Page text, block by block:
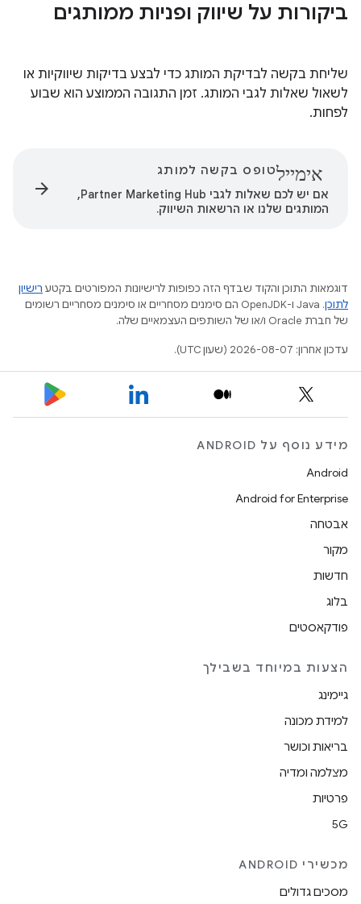
ביקורות על שיווק ופניות ממותגים
שליחת בקשה לבדיקת המותג כדי לבצע בדיקות שיווקיות או
לשאול שאלות לגבי המותג. זמן התגובה הממוצע הוא שבוע
לפחות.
אימיילטופס בקשה למותג
אם יש לכם שאלות לגבי Partner Marketing Hub,
המותגים שלנו או הרשאות השיווק.
arrow_forward
דוגמאות התוכן והקוד שבדף הזה כפופות לרישיונות המפורטים בקטע רישיון
לתוכן
.‏ Java ו-OpenJDK הם סימנים מסחריים או סימנים מסחריים רשומים
של חברת Oracle ו/או של השותפים העצמאיים שלה.
עדכון אחרון: 2026-08-07 (שעון UTC).
מידע נוסף על ANDROID
Android
Android for Enterprise
אבטחה
מקור
חדשות
בלוג
פודקאסטים
הצעות במיוחד בשבילך
גיימינג
למידת מכונה
בריאות וכושר
מצלמה ומדיה
פרטיות
5G
מכשירי ANDROID
מסכים גדולים